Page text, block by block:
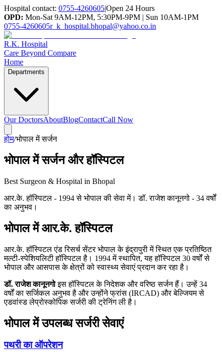
Hospital contact: 0755-4260605|Open 24 Hours
OPD: Mon-Sat 9AM-12PM, 5:30PM-9PM | Sun 10AM-1PM
0755-4260605r_k_hospital.bhopal@yahoo.co.in
R.K. Hospital
Care Beyond Compare
Home
Departments
Our DoctorsAboutBlogContactCall Now
होम/भोपाल में सर्जन
भोपाल में सर्जन और हॉस्पिटल
Best Surgeon & Hospital in Bhopal
आर.के. हॉस्पिटल - 1994 से भोपाल की सेवा में। डॉ. राजेश कानूनगो - 34 वर्षों
का अनुभव।
भोपाल में आर.के. हॉस्पिटल
आर.के. हॉस्पिटल एंड रिसर्च सेंटर भोपाल के इंद्रापुरी में स्थित एक प्रतिष्ठित
मल्टी-स्पेशियलिटी हॉस्पिटल है। 1994 में स्थापित, यह हॉस्पिटल 30 वर्षों से
भोपाल और आसपास के क्षेत्रों को स्वास्थ्य सेवाएं प्रदान कर रहा है।
डॉ. राजेश कानूनगोइस हॉस्पिटल के निदेशक और वरिष्ठ सर्जन हैं। उन्हें 34
वर्षों का सर्जिकल अनुभव है और उन्होंने फ्रांस (IRCAD) और बेल्जियम से
एडवांस्ड लेप्रोस्कोपिक सर्जरी की ट्रेनिंग ली है।
भोपाल में उपलब्ध सर्जरी सेवाएं
पथरी का ऑपरेशन